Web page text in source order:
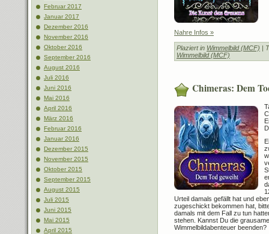
Februar 2017
Januar 2017
Dezember 2016
November 2016
Oktober 2016
September 2016
August 2016
Juli 2016
Juni 2016
Mai 2016
April 2016
März 2016
Februar 2016
Januar 2016
Dezember 2015
November 2015
Oktober 2015
September 2015
August 2015
Juli 2015
Juni 2015
Mai 2015
April 2015
Nahre Infos »
Plaziert in Wimmelbild (MCF) |
Wimmelbild (MCF)
Chimeras: Dem
Urteil damals gefällt hat und
zugeschickt bekommen hat,
damals mit dem Fall zu tun
stehen. Kannst Du die
Wimmelbildabenteuer beenden?